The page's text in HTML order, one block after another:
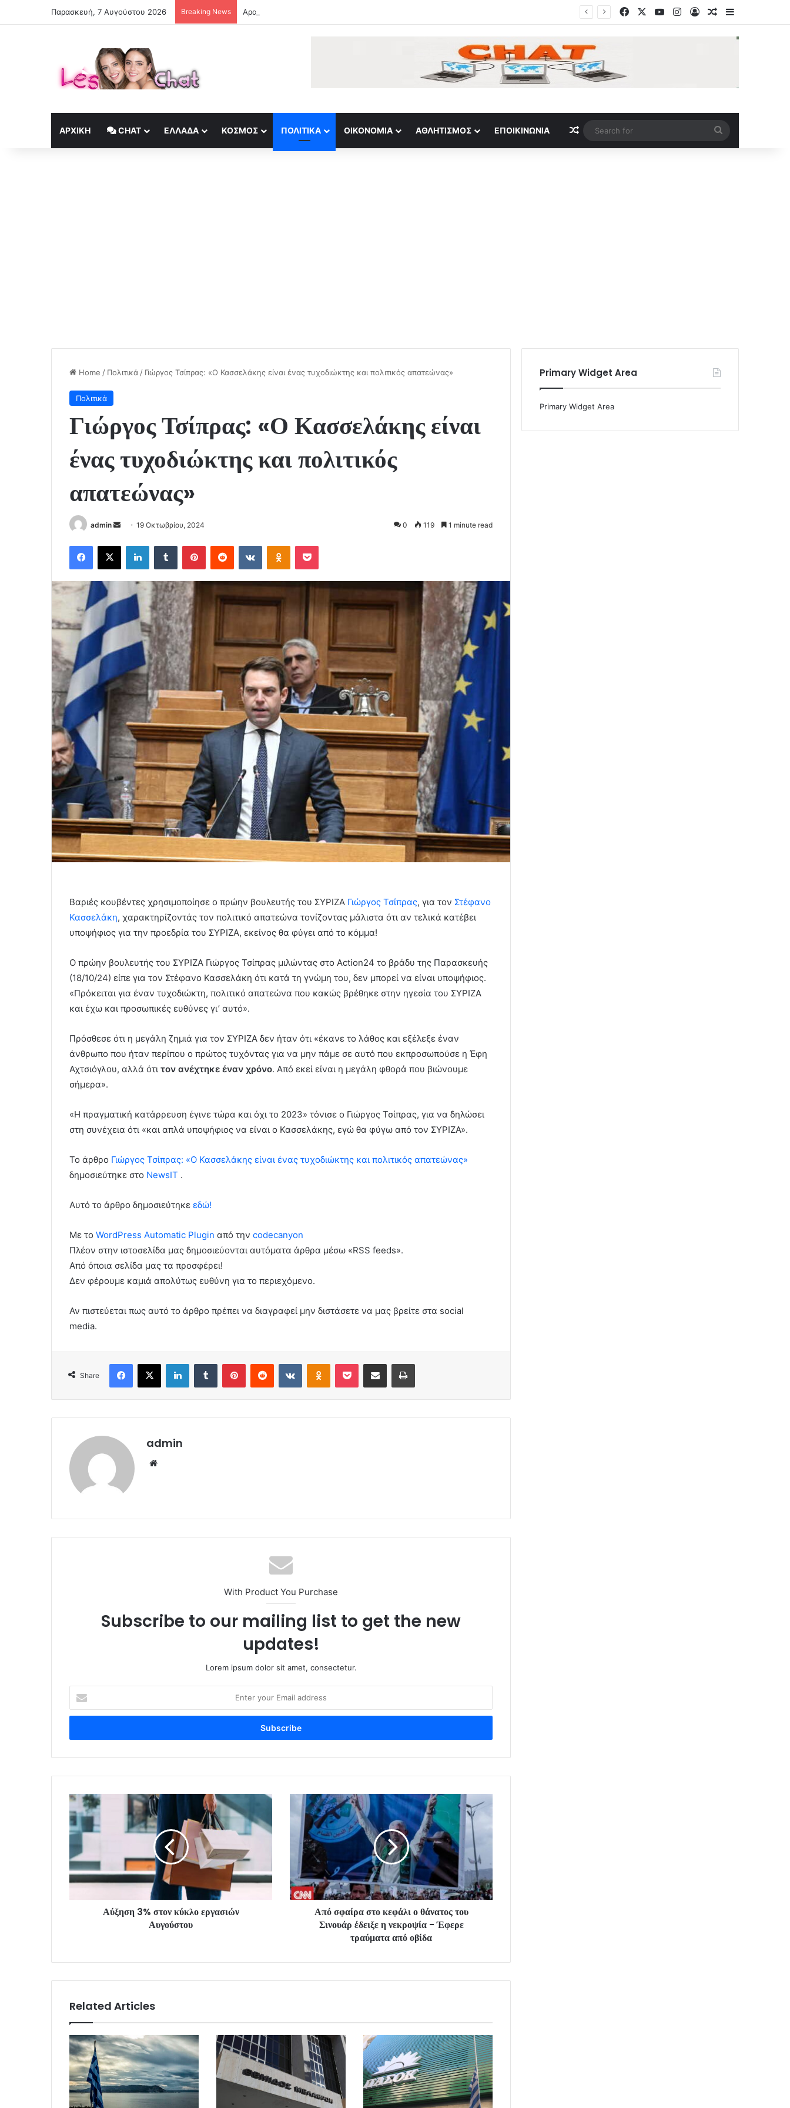
Παρασκευή, 7 Αυγούστου 2026 Breaking News Αραγτσί: «Το Ιράν απέδειξε τη δύναμή του απέναντι στον ακριβότερο στρατό του κόσμου» FacebookYouTubeInstagram
Log InRandom Article
Sidebar
ΑΡΧΙΚΉ CHAT ΕΛΛΆΔΑ ΚΟΣΜΟΣ ΠΟΛΙΤΙΚΆ ΟΙΚΟΝΟΜΊΑ ΑΘΛΗΤΙΣΜΌΣ ΕΠΟΙΚΙΝΩΝΊΑ Random Article
for
Home / Πολιτικά / Γιώργος Τσίπρας: «Ο Κασσελάκης είναι ένας τυχοδιώκτης και πολιτικός απατεώνας»
Πολιτικά
Γιώργος Τσίπρας: «Ο Κασσελάκης είναι
ένας τυχοδιώκτης και πολιτικός
απατεώνας»
admin
Send
email
19 Οκτωβρίου, 2024 0 119 1 minute read
Facebook
X LinkedInTumblr PinterestReddit VKontakteOdnoklassniki
Pocket
Βαριές κουβέντες χρησιμοποίησε ο πρώην βουλευτής του ΣΥΡΙΖΑ Γιώργος Τσίπρας, για τον Στέφανο
Κασσελάκη, χαρακτηρίζοντάς τον πολιτικό απατεώνα τονίζοντας μάλιστα ότι αν τελικά κατέβει
υποψήφιος για την προεδρία του ΣΥΡΙΖΑ, εκείνος θα φύγει από το κόμμα!
Ο πρώην βουλευτής του ΣΥΡΙΖΑ Γιώργος Τσίπρας μιλώντας στο Action24 το βράδυ της Παρασκευής
(18/10/24) είπε για τον Στέφανο Κασσελάκη ότι κατά τη γνώμη του, δεν μπορεί να είναι υποψήφιος.
«Πρόκειται για έναν τυχοδιώκτη, πολιτικό απατεώνα που κακώς βρέθηκε στην ηγεσία του ΣΥΡΙΖΑ
και έχω και προσωπικές ευθύνες γι’ αυτό».
Πρόσθεσε ότι η μεγάλη ζημιά για τον ΣΥΡΙΖΑ δεν ήταν ότι «έκανε το λάθος και εξέλεξε έναν
άνθρωπο που ήταν περίπου ο πρώτος τυχόντας για να μην πάμε σε αυτό που εκπροσωπούσε η Έφη
Αχτσιόγλου, αλλά ότι τον ανέχτηκε έναν χρόνο. Από εκεί είναι η μεγάλη φθορά που βιώνουμε
σήμερα».
«Η πραγματική κατάρρευση έγινε τώρα και όχι το 2023» τόνισε ο Γιώργος Τσίπρας, για να δηλώσει
στη συνέχεια ότι «και απλά υποψήφιος να είναι ο Κασσελάκης, εγώ θα φύγω από τον ΣΥΡΙΖΑ».
To άρθρο Γιώργος Τσίπρας: «Ο Κασσελάκης είναι ένας τυχοδιώκτης και πολιτικός απατεώνας»
δημοσιεύτηκε στο NewsIT .
Αυτό το άρθρο δημοσιεύτηκε εδώ!
Με το WordPress Automatic Plugin από την codecanyon
Πλέον στην ιστοσελίδα μας δημοσιεύονται αυτόματα άρθρα μέσω «RSS feeds».
Από όποια σελίδα μας τα προσφέρει!
Δεν φέρουμε καμιά απολύτως ευθύνη για το περιεχόμενο.
Αν πιστεύεται πως αυτό το άρθρο πρέπει να διαγραφεί μην διστάσετε να μας βρείτε στα social
media.
Share
Facebook
X LinkedInTumblr PinterestReddit VKontakteOdnoklassniki
Pocket Share via Email Print
admin
With Product You Purchase
Subscribe to our mailing list to get the new
updates!
Lorem ipsum dolor sit amet, consectetur.
your
Email
Αύξηση 3% στον κύκλο εργασιών
Αυγούστου
Από σφαίρα στο κεφάλι ο θάνατος του
Σινουάρ έδειξε η νεκροψία - Έφερε
τραύματα από οβίδα
Related Articles
Primary Widget Area
Primary Widget Area